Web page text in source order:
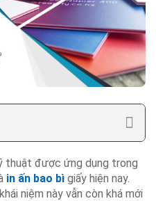
thuật được ứng dụng trong
in ấn bao bì giấy hiện nay.
niệm này vẫn còn khá mới